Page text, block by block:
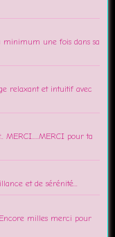
minimum une fois dans sa
relaxant et intuitif avec
MERCI.....MERCI pour ta
et de sérénité...
milles merci pour